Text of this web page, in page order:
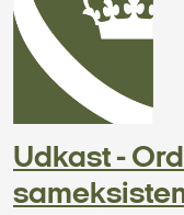
Udkast -